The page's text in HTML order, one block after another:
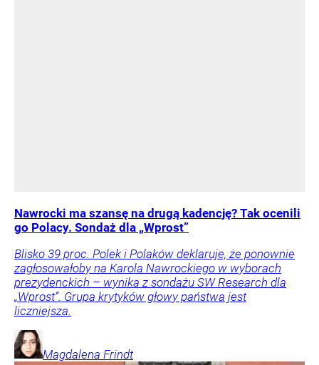
Nawrocki ma szansę na drugą kadencję? Tak ocenili
go Polacy. Sondaż dla „Wprost”
Blisko 39 proc. Polek i Polaków deklaruje, że ponownie
zagłosowałoby na Karola Nawrockiego w wyborach
prezydenckich – wynika z sondażu SW Research dla
„Wprost”. Grupa krytyków głowy państwa jest
liczniejsza.
Magdalena Frindt